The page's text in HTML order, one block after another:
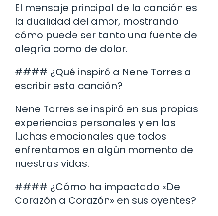
El mensaje principal de la canción es
la dualidad del amor, mostrando
cómo puede ser tanto una fuente de
alegría como de dolor.
#### ¿Qué inspiró a Nene Torres a
escribir esta canción?
Nene Torres se inspiró en sus propias
experiencias personales y en las
luchas emocionales que todos
enfrentamos en algún momento de
nuestras vidas.
#### ¿Cómo ha impactado «De
Corazón a Corazón» en sus oyentes?